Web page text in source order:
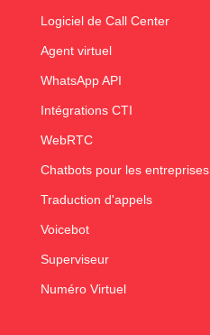
Logiciel de Call Center
Agent virtuel
WhatsApp API
Intégrations CTI
WebRTC
Chatbots pour les entreprises
Traduction d'appels
Voicebot
Superviseur
Numéro Virtuel